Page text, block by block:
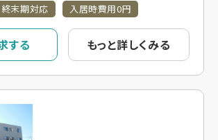
終末期対応 入居時費用0円
する もっと詳しくみる